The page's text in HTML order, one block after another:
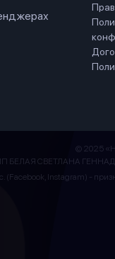
© 2025
БЕЛАЯ СВЕТЛАНА
(Facebook, Instagram) -